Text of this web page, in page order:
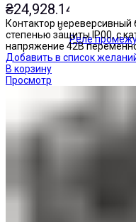
Реле
₴24,928.14
Контактор нереверсивный
степенью защиты IP00, с
напряжение 42В
Добавить в список
В корзину
Просмотр